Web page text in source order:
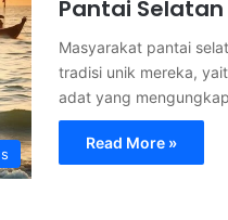
Pantai
Masyarakat pantai
tradisi unik mereka,
adat yang
Read More »